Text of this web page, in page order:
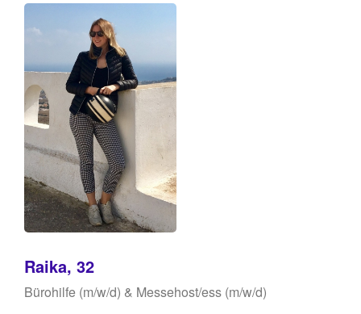
Raika, 32
Bürohilfe (m/w/d) & Messehost/ess (m/w/d)